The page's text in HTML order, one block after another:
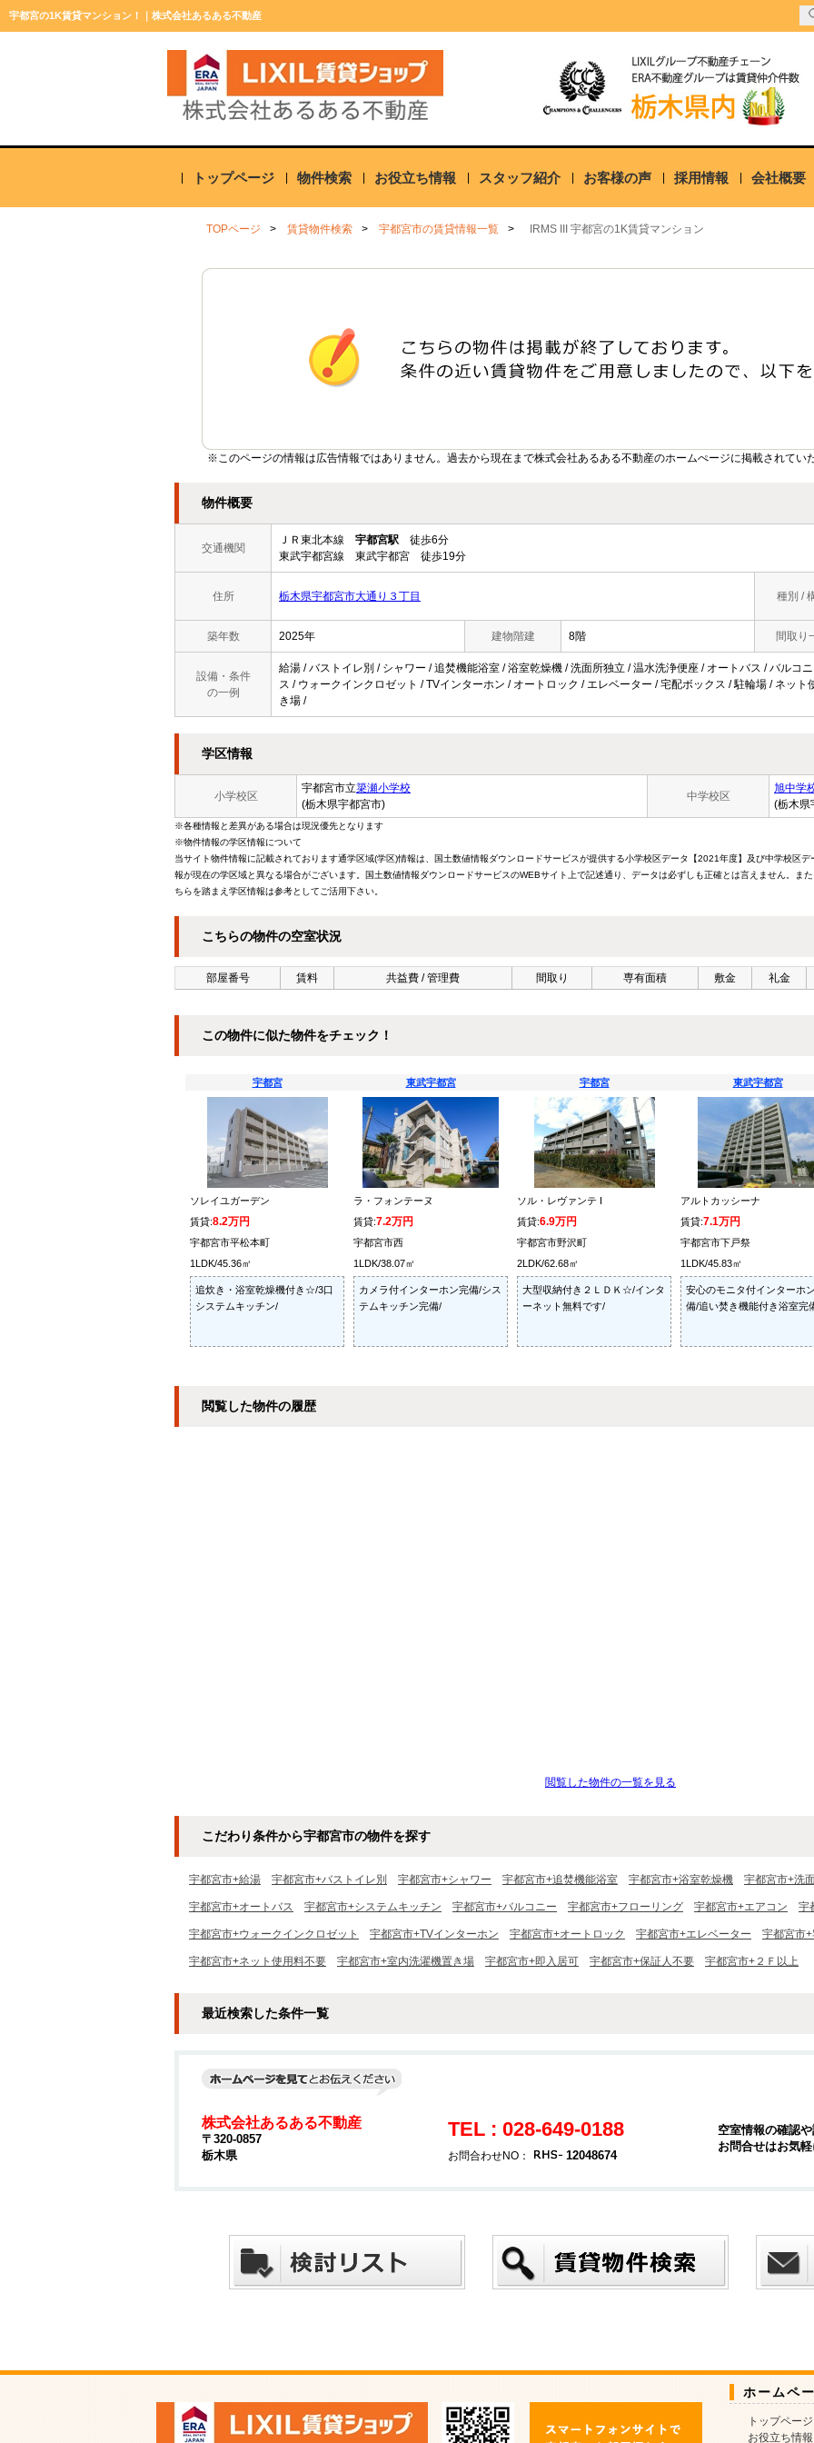
宇都宮の1K賃貸マンション！｜株式会社あるある不動産
トップページ 物件検索 お役立ち情報 スタッフ紹介 お客様の声 採用情報 会社概要
TOPページ 賃貸物件検索 宇都宮市の賃貸情報一覧 IRMS III 宇都宮の1K賃貸マンション
※このページの情報は広告情報ではありません。過去から現在まで株式会社あるある不動産のホームぺージに掲載されてい
物件概要
交通機関
ＪＲ東北本線 宇都宮駅 徒歩6分
東武宇都宮線 東武宇都宮 徒歩19分
住所 栃木県宇都宮市大通り３丁目 種別 /
築年数 2025年 建物階建 8階 間取り
設備・条件
の一例
給湯 / バストイレ別 / シャワー / 追焚機能浴室 / 浴室乾燥機 / 洗面所独立 / 温水洗浄便座 / オートバス / バルコ
ス / ウォークインクロゼット / TVインターホン / オートロック / エレベーター / 宅配ボックス / 駐輪場 / ネッ
き場 /
学区情報
小学校区
宇都宮市立簗瀬小学校
(栃木県宇都宮市)
中学校区
旭中学
(栃木県
※各種情報と差異がある場合は現況優先となります
※物件情報の学区情報について
当サイト物件情報に記載されております通学区域(学区)情報は、国土数値情報ダウンロードサービスが提供する小学校区データ【2021年度】及び中学校区
報が現在の学区域と異なる場合がございます。国土数値情報ダウンロードサービスのWEBサイト上で記述通り、データは必ずしも正確とは言えません。ま
ちらを踏まえ学区情報は参考としてご活用下さい。
こちらの物件の空室状況
部屋番号 賃料 共益費 / 管理費 間取り 専有面積 敷金 礼金
この物件に似た物件をチェック！
宇都宮
ソレイユガーデン
賃貸:8.2万円
宇都宮市平松本町
1LDK/45.36㎡
追炊き・浴室乾燥機付き☆/3口
システムキッチン/
東武宇都宮
ラ・フォンテーヌ
賃貸:7.2万円
宇都宮市西
1LDK/38.07㎡
カメラ付インターホン完備/シス
テムキッチン完備/
宇都宮
ソル・レヴァンテ I
賃貸:6.9万円
宇都宮市野沢町
2LDK/62.68㎡
大型収納付き２ＬＤＫ☆/インタ
ーネット無料です/
東武宇都宮
アルトカッシーナ
賃貸:7.1万円
宇都宮市下戸祭
1LDK/45.83㎡
安心のモニタ付インターホ
備/追い焚き機能付き浴室完
閲覧した物件の履歴
閲覧した物件の一覧を見る
こだわり条件から宇都宮市の物件を探す
宇都宮市+給湯 宇都宮市+バストイレ別 宇都宮市+シャワー 宇都宮市+追焚機能浴室 宇都宮市+浴室乾燥機 宇都宮市+洗
宇都宮市+オートバス 宇都宮市+システムキッチン 宇都宮市+バルコニー 宇都宮市+フローリング 宇都宮市+エアコン 宇
宇都宮市+ウォークインクロゼット 宇都宮市+TVインターホン 宇都宮市+オートロック 宇都宮市+エレベーター 宇都宮市
宇都宮市+ネット使用料不要 宇都宮市+室内洗濯機置き場 宇都宮市+即入居可 宇都宮市+保証人不要 宇都宮市+２Ｆ以上
最近検索した条件一覧
株式会社あるある不動産
〒320-0857
栃木県
TEL : 028-649-0188
お問合わせNO： 12048674
空室情報の確認
お問合せはお気
ホームペ
トップページ
お役立ち情報